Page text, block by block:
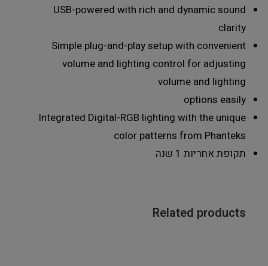
USB-powered with rich and dynamic sound
clarity
Simple plug-and-play setup with convenient
volume and lighting control for adjusting
volume and lighting
options easily
Integrated Digital-RGB lighting with the unique
color patterns from Phanteks
תקופת אחריות 1 שנה
Related products